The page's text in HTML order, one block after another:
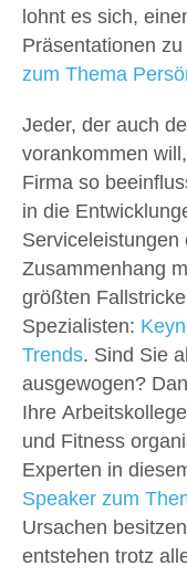
lohnt es sich,
Präsentationen
zum Thema
Jeder, der auch
vorankommen
Firma so
in die
Serviceleistungen
Zusammenhang
größten
Spezialisten:
Trends. Sind Sie
ausgewogen?
Ihre
und Fitness
Experten in
Speaker zum
Ursachen
entstehen trotz